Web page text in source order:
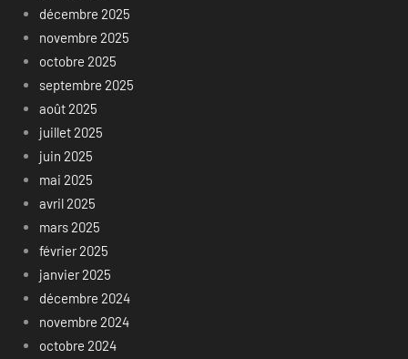
décembre 2025
novembre 2025
octobre 2025
septembre 2025
août 2025
juillet 2025
juin 2025
mai 2025
avril 2025
mars 2025
février 2025
janvier 2025
décembre 2024
novembre 2024
octobre 2024